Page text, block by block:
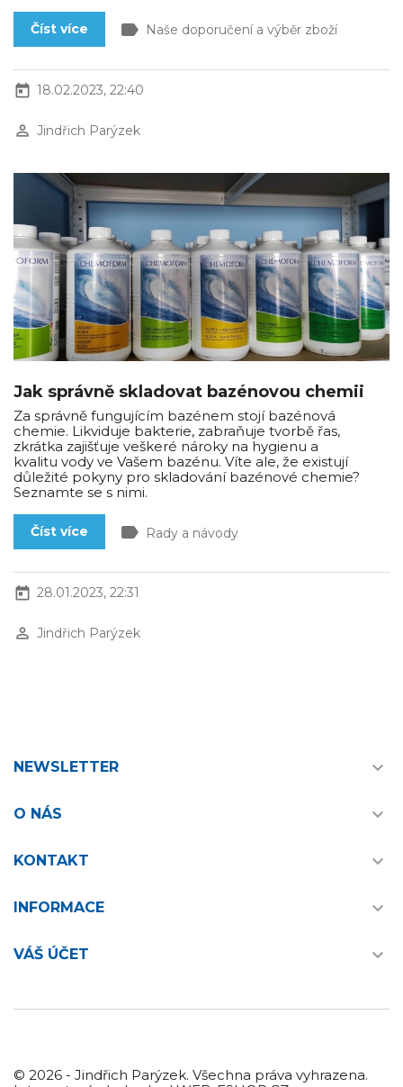
Číst více label Naše doporučení a výběr zboží
today 18.02.2023, 22:40
perm_identity Jindřich Parýzek
Jak správně skladovat bazénovou chemii
Za správně fungujícím bazénem stojí bazénová
chemie. Likviduje bakterie, zabraňuje tvorbě řas,
zkrátka zajišťuje veškeré nároky na hygienu a
kvalitu vody ve Vašem bazénu. Víte ale, že existují
důležité pokyny pro skladování bazénové chemie?
Seznamte se s nimi.
Číst více label Rady a návody
today 28.01.2023, 22:31
perm_identity Jindřich Parýzek
NEWSLETTER 
O NÁS 
KONTAKT 
INFORMACE 
VÁŠ ÚČET 
© 2026 - Jindřich Parýzek. Všechna práva vyhrazena.